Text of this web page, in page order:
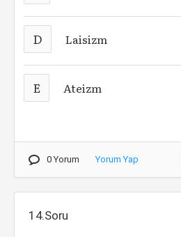
D Laisizm
E Ateizm
0 Yorum Yorum Yap
14.Soru